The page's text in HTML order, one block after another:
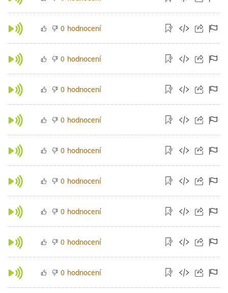
0 hodnocení
0 hodnocení
0 hodnocení
0 hodnocení
0 hodnocení
0 hodnocení
0 hodnocení
0 hodnocení
0 hodnocení